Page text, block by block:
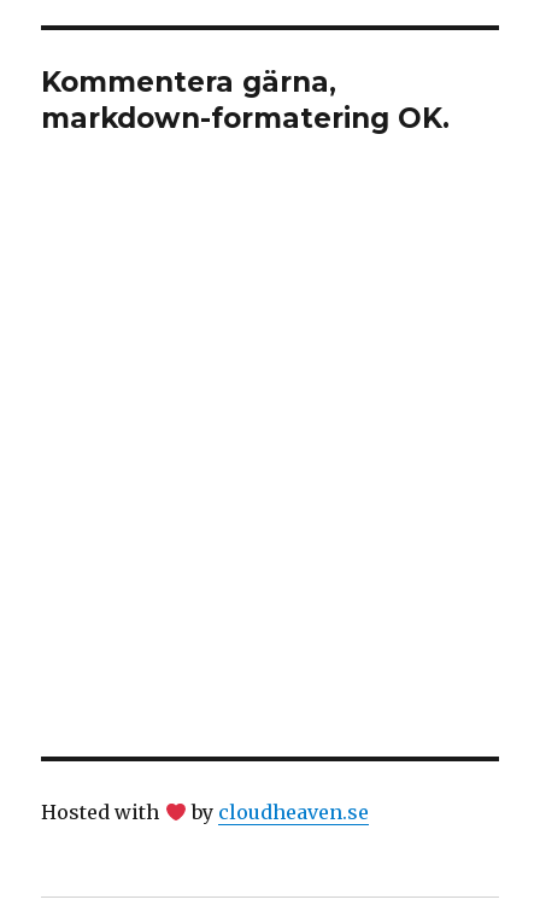
Kommentera gärna,
markdown-formatering OK.
Hosted with by cloudheaven.se